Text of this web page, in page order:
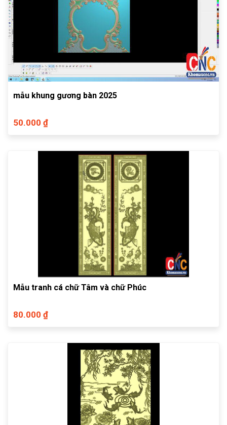
mẫu khung gương bàn 2025
50.000 ₫
Mẫu tranh cá chữ Tâm và chữ Phúc
80.000 ₫